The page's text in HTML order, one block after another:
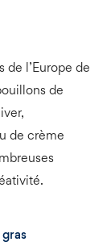
de l’Europe de
de
de crème